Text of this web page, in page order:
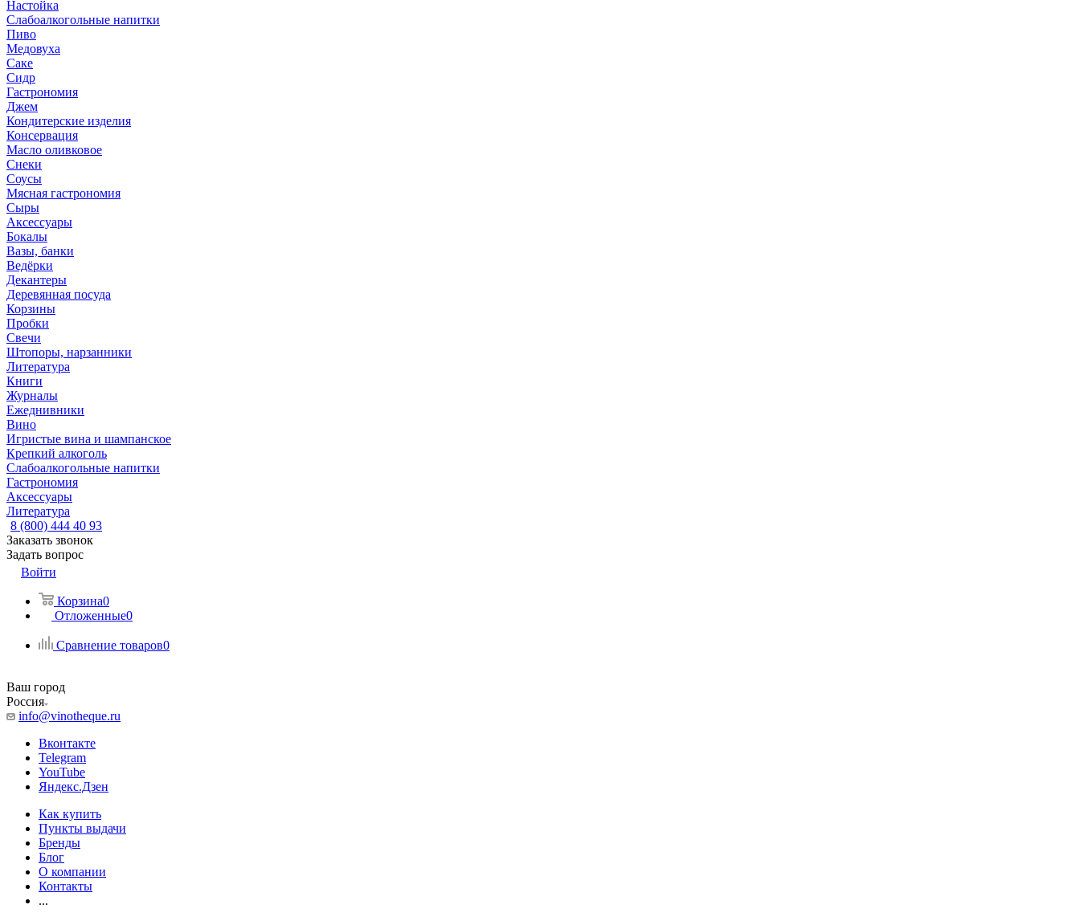
Настойка
Слабоалкогольные напитки
Пиво
Медовуха
Саке
Сидр
Гастрономия
Джем
Кондитерские изделия
Консервация
Масло оливковое
Снеки
Соусы
Мясная гастрономия
Сыры
Аксессуары
Бокалы
Вазы, банки
Ведёрки
Декантеры
Деревянная посуда
Корзины
Пробки
Свечи
Штопоры, нарзанники
Литература
Книги
Журналы
Ежеднивники
Вино
Игристые вина и шампанское
Крепкий алкоголь
Слабоалкогольные напитки
Гастрономия
Аксессуары
Литература
8 (800) 444 40 93
Заказать звонок
Задать вопрос
Войти
Корзина0
Отложенные0
Сравнение товаров0
Ваш город
Россия
info@vinotheque.ru
Вконтакте
Telegram
YouTube
Яндекс.Дзен
Как купить
Пункты выдачи
Бренды
Блог
О компании
Контакты
...